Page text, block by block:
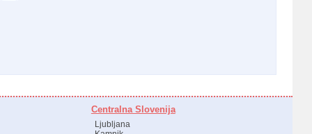
Centralna Slovenija
Ljubljana